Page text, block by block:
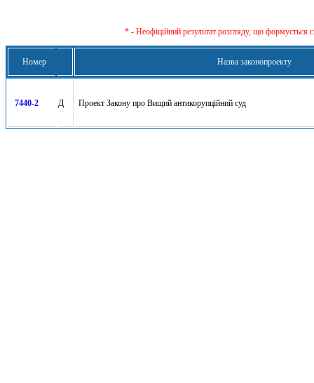
* - Неофіційний результат розгляду, що формується
Номер Назва законопроекту
7440-2 Д Проект Закону про Вищий антикорупційний суд